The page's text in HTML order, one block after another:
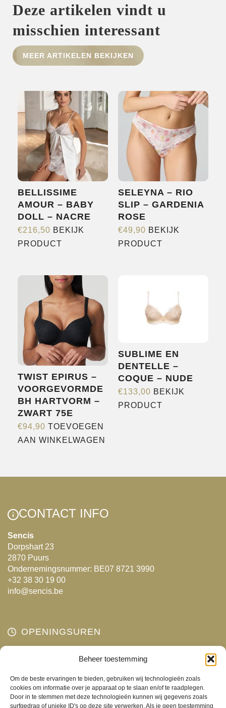
Beheer toestemming
Om de beste ervaringen te bieden, gebruiken wij technologieën zoals
cookies om informatie over je apparaat op te slaan en/of te raadplegen.
Door in te stemmen met deze technologieën kunnen wij gegevens zoals
surfgedrag of unieke ID's op deze site verwerken. Als je geen toestemming
HOME
SHOP
MERKEN
NIEUWS
CONTACT
Deze artikelen vindt u
misschien interessant
MEER ARTIKELEN BEKIJKEN
BELLISSIME
AMOUR – BABY
DOLL – NACRE
€216,50 BEKIJK
PRODUCT
meerdere
variaties.
Deze
optie
kan
gekozen
worden
op
de
productpagina
SELEYNA – RIO
SLIP – GARDENIA
ROSE
€49,90 BEKIJK
PRODUCT
Deze
optie
gekozen
worden
op
de
TWIST EPIRUS –
VOORGEVORMDE
BH HARTVORM –
ZWART 75E
€94,90 TOEVOEGEN
AAN WINKELWAGEN
SUBLIME EN
DENTELLE –
COQUE – NUDE
€133,00 BEKIJK
PRODUCT
CONTACT INFO
Sencis
Dorpshart 23
2870 Puurs
Ondernemingsnummer: BE07 8721 3990
+32 38 30 19 00
info@sencis.be
OPENINGSUREN
Gesloten
Woensdag
10:00 - 18:00
Donderdag
10:00 - 18:00